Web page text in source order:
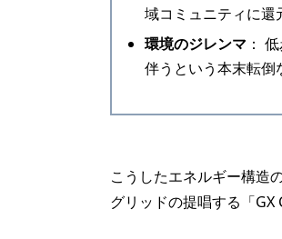
域コミュニティに還
環境のジレンマ ：
伴うという本末転倒
こうしたエネルギー構造
グリッドの提唱する「GX